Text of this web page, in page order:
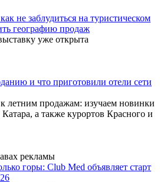
не заблудиться на туристическом
географию продаж
уже открыта
и что приготовили отели сети
летним продажам: изучаем новинки
а также курортов Красного и
рекламы
горы: Club Med объявляет старт